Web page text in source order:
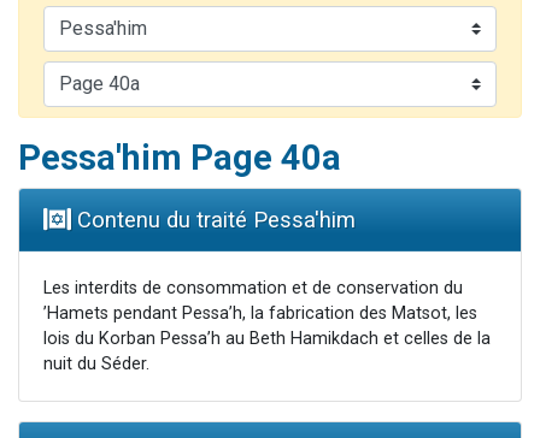
Il reste 49 places pour étudier en groupe sur Zoom
Eva vient de donner son Maasser
4 personnes viennent de nous rejoindre sur WhatsApp
3 personnes viennent de faire un don pour Événements Torah-Box
Pessa'him Page 40a
Contenu du traité Pessa'him
Les interdits de consommation et de conservation du
’Hamets pendant Pessa’h, la fabrication des Matsot, les
lois du Korban Pessa’h au Beth Hamikdach et celles de la
nuit du Séder.